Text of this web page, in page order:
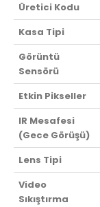
Üretici Kodu
Kasa Tipi
Görüntü
Sensörü
Etkin Pikseller
IR Mesafesi
(Gece Görüşü)
Lens Tipi
Video
Sıkıştırma